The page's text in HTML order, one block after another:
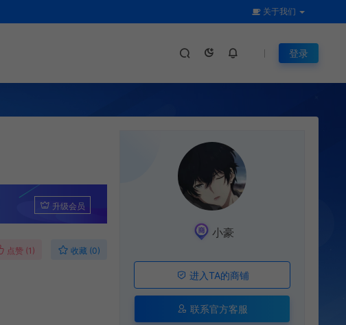
关于我们
登录
升级会员
点赞 (1 ) 收藏 (0)
小豪
进入TA的商铺
联系官方客服